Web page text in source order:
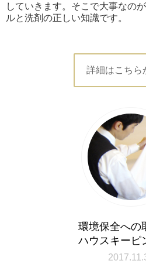
していきます。そこで大事なの
ルと洗剤の正しい知識です。
詳細はこち
環境保全への
ハウスキーピ